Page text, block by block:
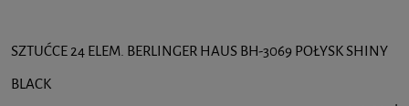
SZTUĆCE 24 ELEM. BERLINGER HAUS BH-3069 POŁYSK SHINY
BLACK